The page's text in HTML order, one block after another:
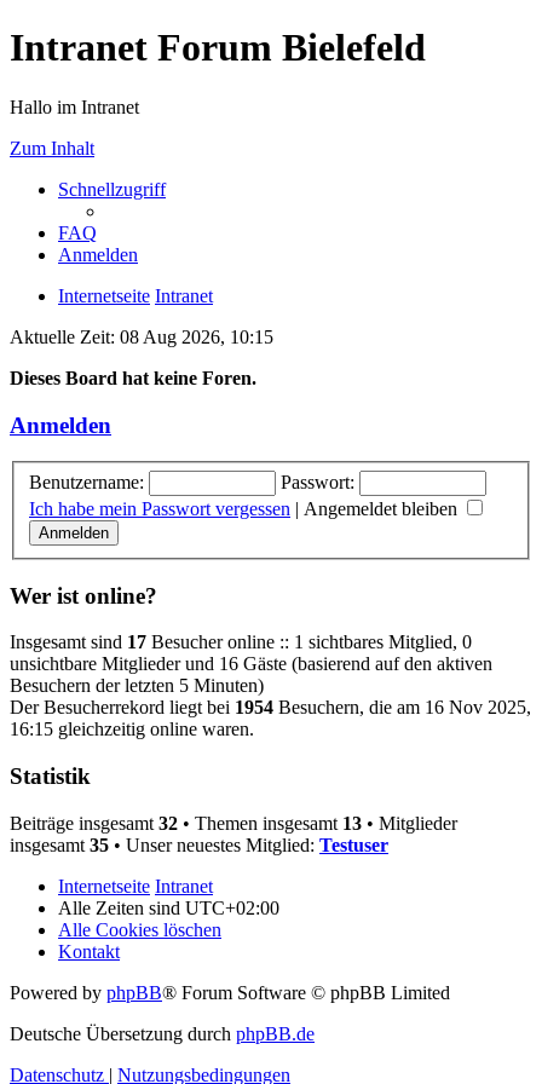
Intranet Forum Bielefeld
Hallo im Intranet
Zum Inhalt
Schnellzugriff
FAQ
Anmelden
Internetseite Intranet
Aktuelle Zeit: 08 Aug 2026, 10:15
Dieses Board hat keine Foren.
Anmelden
Benutzername:
Passwort:
Ich habe mein Passwort vergessen | Angemeldet bleiben
Wer ist online?
Insgesamt sind 17 Besucher online :: 1 sichtbares Mitglied, 0
unsichtbare Mitglieder und 16 Gäste (basierend auf den aktiven
Besuchern der letzten 5 Minuten)
Der Besucherrekord liegt bei 1954 Besuchern, die am 16 Nov 2025,
16:15 gleichzeitig online waren.
Statistik
Beiträge insgesamt 32 • Themen insgesamt 13 • Mitglieder
insgesamt 35 • Unser neuestes Mitglied: Testuser
Internetseite Intranet
Alle Zeiten sind UTC+02:00
Alle Cookies löschen
Kontakt
Powered by phpBB® Forum Software © phpBB Limited
Deutsche Übersetzung durch phpBB.de
Datenschutz | Nutzungsbedingungen